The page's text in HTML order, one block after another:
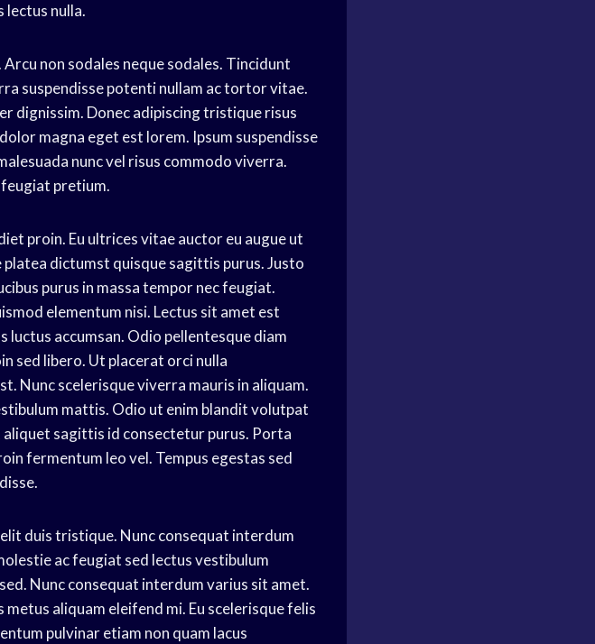
lectus nulla.
non sodales neque sodales. Tincidunt
suspendisse potenti nullam ac tortor vitae.
dignissim. Donec adipiscing tristique risus
magna eget est lorem. Ipsum suspendisse
nunc vel risus commodo viverra.
pretium.
proin. Eu ultrices vitae auctor eu augue ut
platea dictumst quisque sagittis purus. Justo
purus in massa tempor nec feugiat.
elementum nisi. Lectus sit amet est
accumsan. Odio pellentesque diam
sed libero. Ut placerat orci nulla
Nunc scelerisque viverra mauris in aliquam.
mattis. Odio ut enim blandit volutpat
sagittis id consectetur purus. Porta
fermentum leo vel. Tempus egestas sed
duis tristique. Nunc consequat interdum
ac feugiat sed lectus vestibulum
Nunc consequat interdum varius sit amet.
aliquam eleifend mi. Eu scelerisque felis
pulvinar etiam non quam lacus